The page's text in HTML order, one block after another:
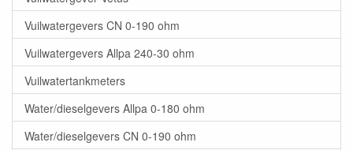
Vuilwatergevers CN 0-190 ohm
Vuilwatergevers Allpa 240-30 ohm
Vuilwatertankmeters
Water/dieselgevers Allpa 0-180 ohm
Water/dieselgevers CN 0-190 ohm